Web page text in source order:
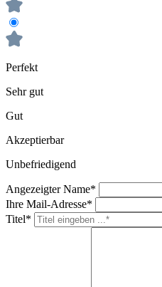
Perfekt
Sehr gut
Gut
Akzeptierbar
Unbefriedigend
Angezeigter Name*
Ihre Mail-Adresse*
Titel*